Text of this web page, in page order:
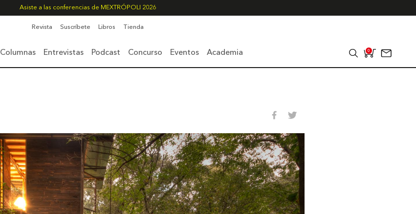
Asiste a las conferencias de MEXTRÓPOLI 2026
Revista Suscríbete Libros Tienda
Columnas Entrevistas Podcast Concurso Eventos Academia 0